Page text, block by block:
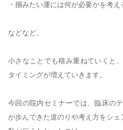
・掴みたい運には何が必要かを考え
などなど。
小さなことでも積み重ねていくと
タイミングが増えていきます。
今回の院内セミナーでは、臨床の
が歩んできた道のりや考え方をシェ